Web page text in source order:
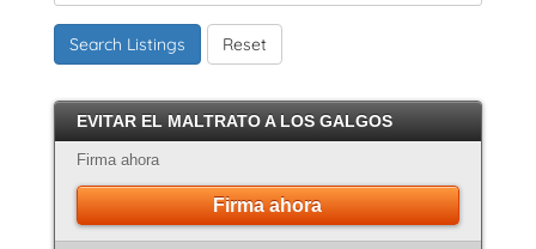
Marrón
Canela
Atigrado
Search Listings Reset
EVITAR EL MALTRATO A LOS GALGOS
Firma ahora
Firma ahora